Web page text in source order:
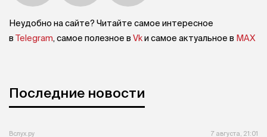
Неудобно на сайте? Читайте самое интересное
в Telegram, самое полезное в Vkи самое актуальное в MAX
Последние новости
Вслух.ру 7 августа, 21:01